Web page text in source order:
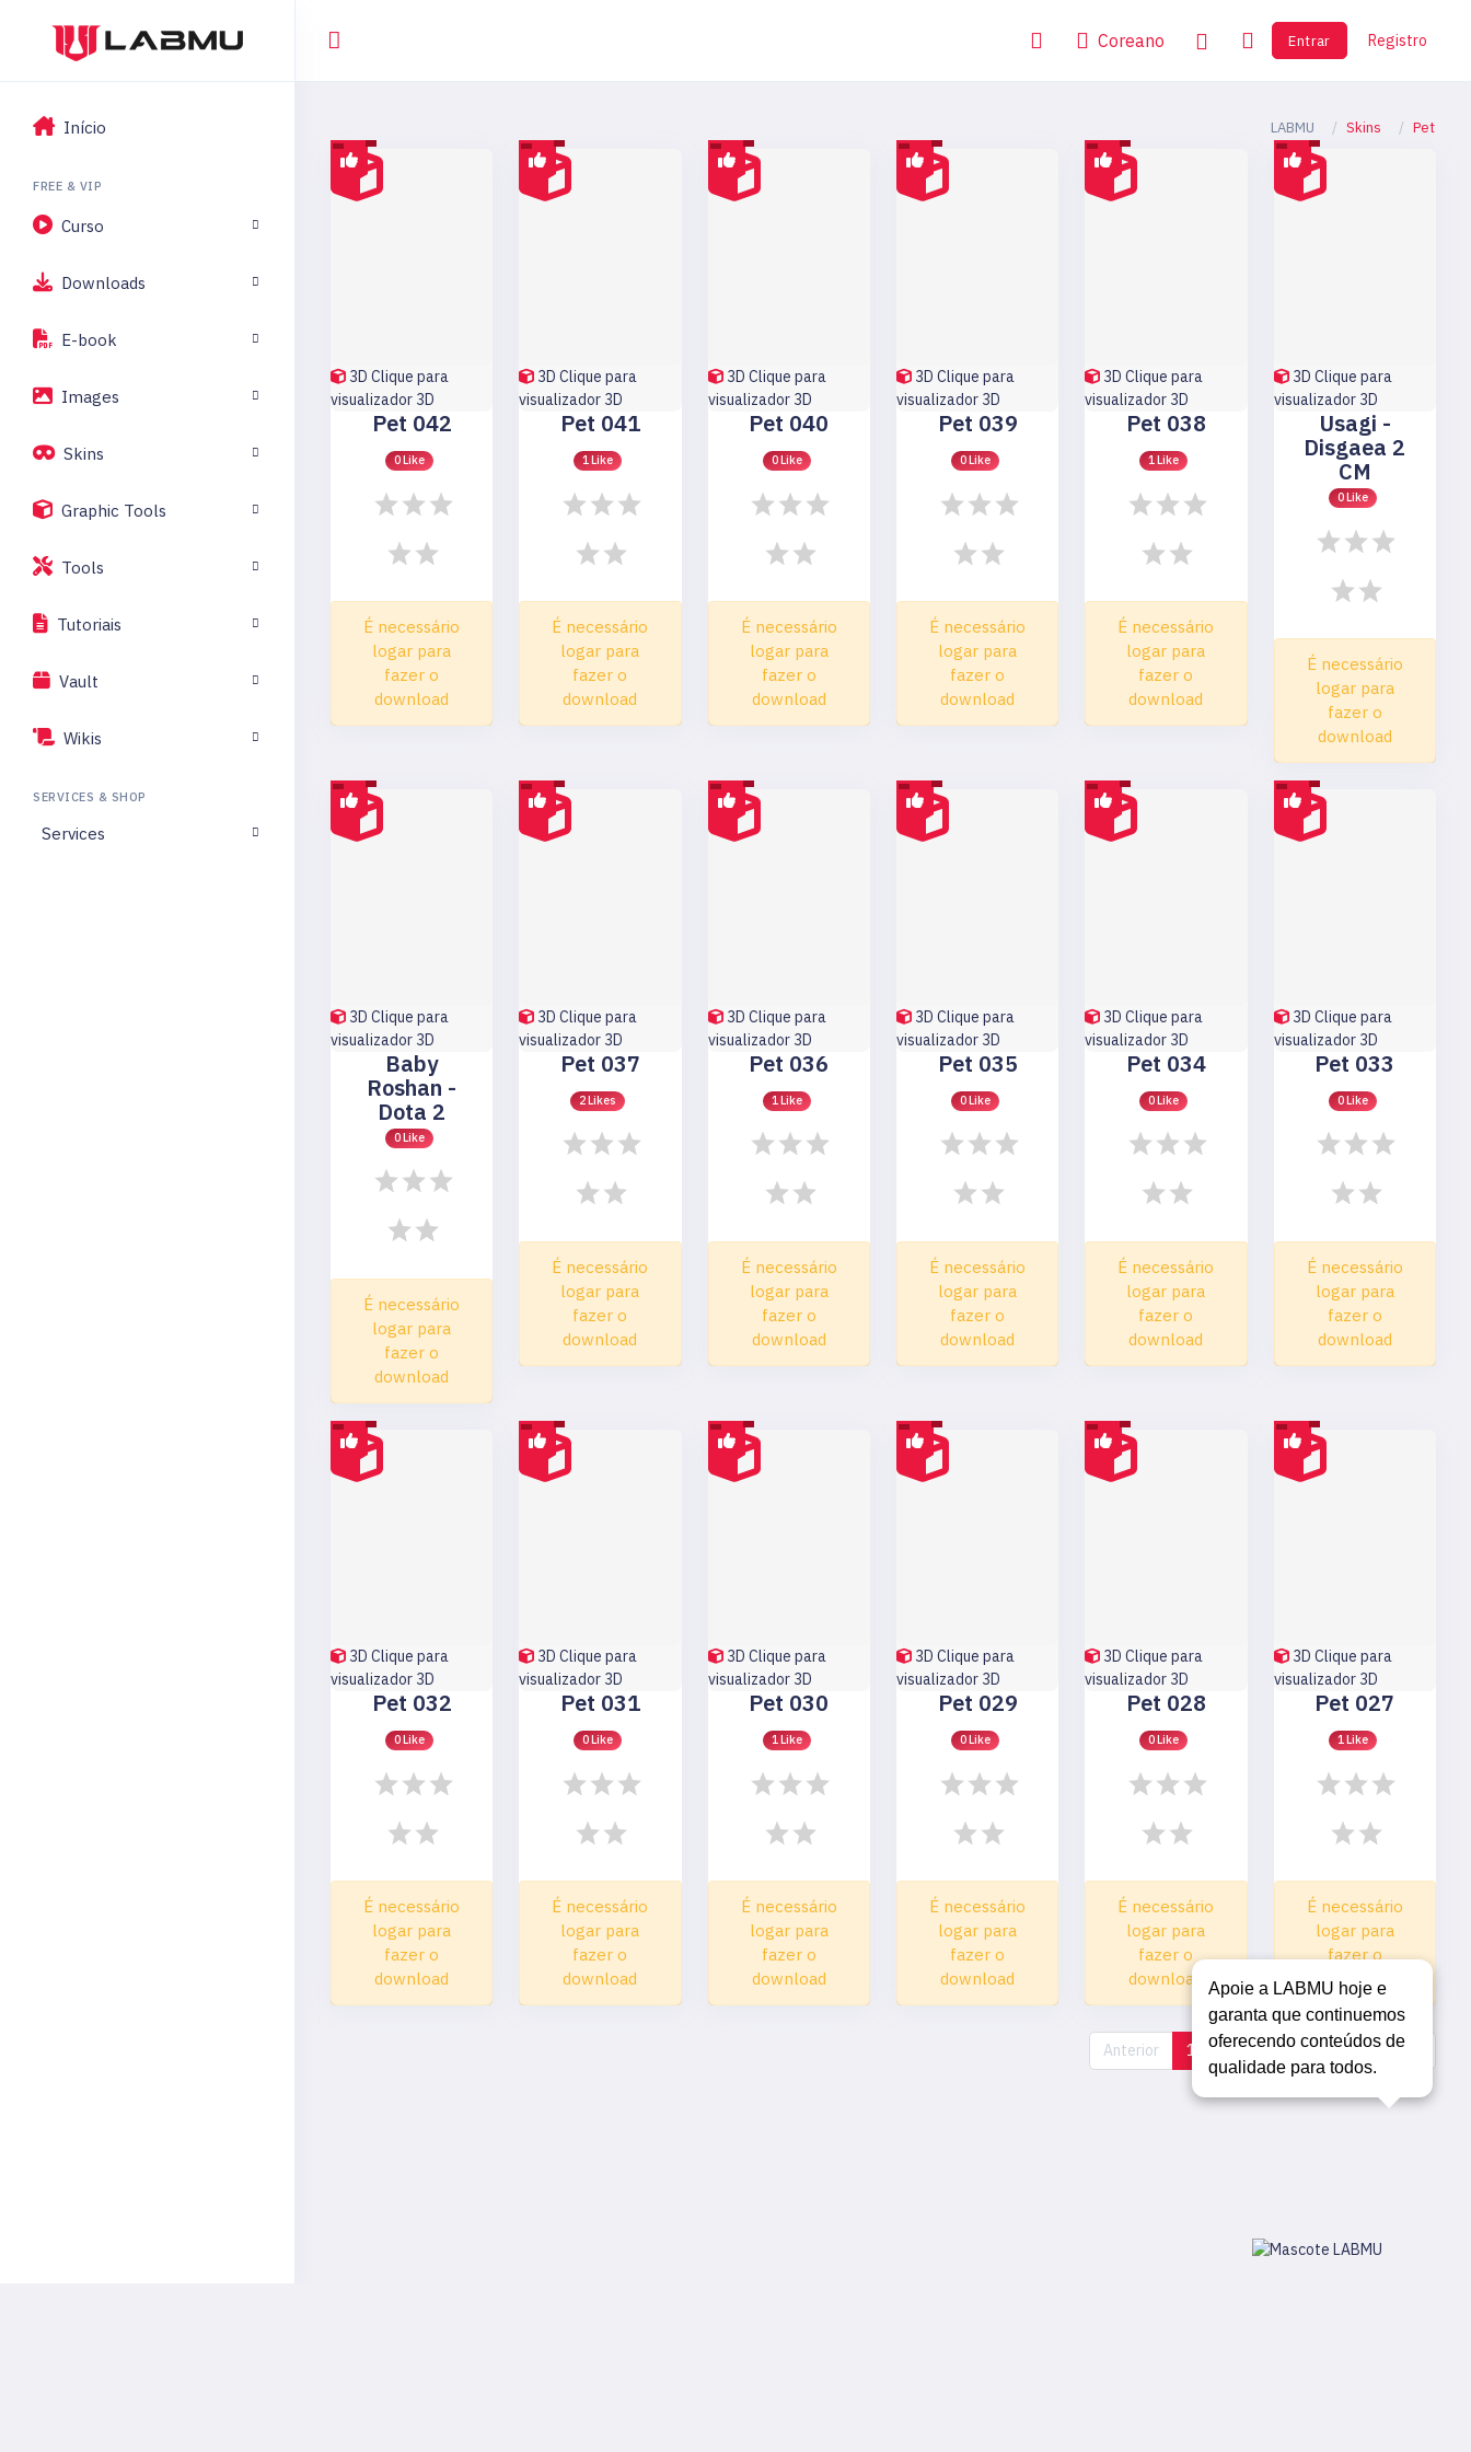
Coreano Entrar Registro
Início
FREE & VIP
Curso
Downloads
E-book
Images
Skins
Graphic Tools
Tools
Tutoriais
Vault
Wikis
SERVICES & SHOP
Services
LABMU Skins Pet
3D Clique para
visualizador 3D
Pet 042
0 Like
É necessário
logar para
fazer o
download
3D Clique para
visualizador 3D
Pet 041
1 Like
É necessário
logar para
fazer o
download
3D Clique para
visualizador 3D
Pet 040
0 Like
É necessário
logar para
fazer o
download
3D Clique para
visualizador 3D
Pet 039
0 Like
É necessário
logar para
fazer o
download
3D Clique para
visualizador 3D
Pet 038
1 Like
É necessário
logar para
fazer o
download
3D Clique para
visualizador 3D
Usagi -
Disgaea 2
CM
0 Like
É necessário
logar para
fazer o
download
3D Clique para
visualizador 3D
Baby
Roshan -
Dota 2
0 Like
É necessário
logar para
fazer o
download
3D Clique para
visualizador 3D
Pet 037
2 Likes
É necessário
logar para
fazer o
download
3D Clique para
visualizador 3D
Pet 036
1 Like
É necessário
logar para
fazer o
download
3D Clique para
visualizador 3D
Pet 035
0 Like
É necessário
logar para
fazer o
download
3D Clique para
visualizador 3D
Pet 034
0 Like
É necessário
logar para
fazer o
download
3D Clique para
visualizador 3D
Pet 033
0 Like
É necessário
logar para
fazer o
download
3D Clique para
visualizador 3D
Pet 032
0 Like
É necessário
logar para
fazer o
download
3D Clique para
visualizador 3D
Pet 031
0 Like
É necessário
logar para
fazer o
download
3D Clique para
visualizador 3D
Pet 030
1 Like
É necessário
logar para
fazer o
download
3D Clique para
visualizador 3D
Pet 029
0 Like
É necessário
logar para
fazer o
download
3D Clique para
visualizador 3D
Pet 028
0 Like
É necessário
logar para
fazer o
download
3D Clique para
visualizador 3D
Pet 027
1 Like
É necessário
logar para
fazer o
download
Anterior 1 2 3 4 5 Próximo
Apoie a LABMU hoje e
garanta que continuemos
oferecendo conteúdos de
qualidade para todos.